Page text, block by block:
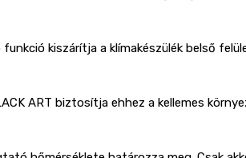
kiszárítja a klímakészülék belső
ART biztosítja ehhez a kellemes